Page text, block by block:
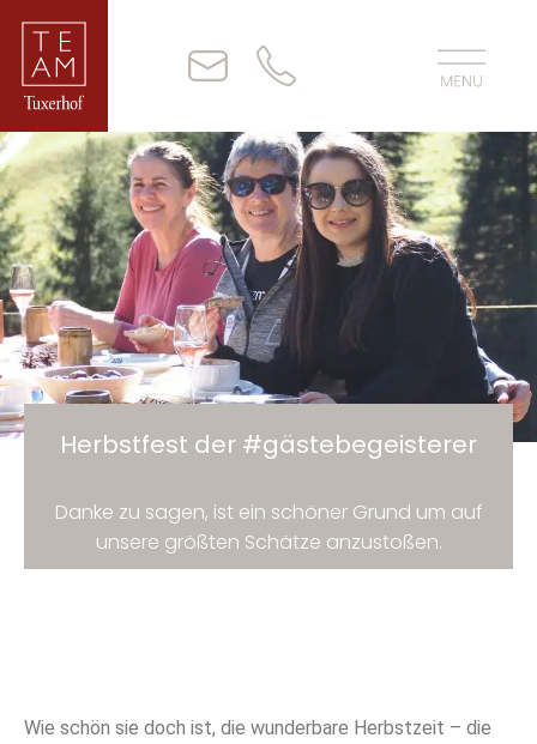
Herbstfest der #gästebegeisterer
Danke zu sagen, ist ein schöner Grund um auf
unsere größten Schätze anzustoßen.
Wie schön sie doch ist, die wunderbare Herbstzeit – die